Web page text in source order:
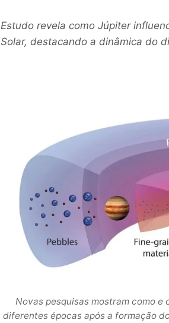
Estudo revela como Júpiter
Solar, destacando a dinâmica do
Novas pesquisas mostram como
diferentes épocas após a formação